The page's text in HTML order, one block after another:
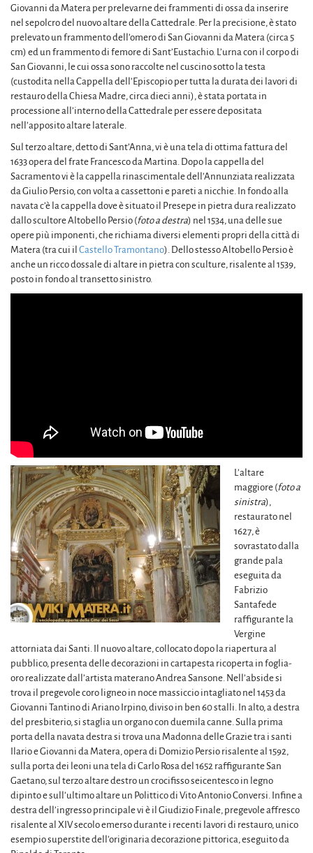
Giovanni da Matera per prelevarne dei frammenti di ossa da inserire
nel sepolcro del nuovo altare della Cattedrale. Per la precisione, è stato
prelevato un frammento dell’omero di San Giovanni da Matera (circa 5
cm) ed un frammento di femore di Sant’Eustachio. L’urna con il corpo di
San Giovanni, le cui ossa sono raccolte nel cuscino sotto la testa
(custodita nella Cappella dell’Episcopio per tutta la durata dei lavori di
restauro della Chiesa Madre, circa dieci anni), è stata portata in
processione all’interno della Cattedrale per essere depositata
nell’apposito altare laterale.
Sul terzo altare, detto di Sant’Anna, vi è una tela di ottima fattura del
1633 opera del frate Francesco da Martina. Dopo la cappella del
Sacramento vi è la cappella rinascimentale dell’Annunziata realizzata
da Giulio Persio, con volta a cassettoni e pareti a nicchie. In fondo alla
navata c’è la cappella dove è situato il Presepe in pietra dura realizzato
dallo scultore Altobello Persio (foto a destra) nel 1534, una delle sue
opere più imponenti, che richiama diversi elementi propri della città di
Matera (tra cui il Castello Tramontano). Dello stesso Altobello Persio è
anche un ricco dossale di altare in pietra con sculture, risalente al 1539,
posto in fondo al transetto sinistro.
L’altare
maggiore (foto a
sinistra),
restaurato nel
1627, è
sovrastato dalla
grande pala
eseguita da
Fabrizio
Santafede
raffigurante la
Vergine
attorniata dai Santi. Il nuovo altare, collocato dopo la riapertura al
pubblico, presenta delle decorazioni in cartapesta ricoperta in foglia-
oro realizzate dall’artista materano Andrea Sansone. Nell’abside si
trova il pregevole coro ligneo in noce massiccio intagliato nel 1453 da
Giovanni Tantino di Ariano Irpino, diviso in ben 60 stalli. In alto, a destra
del presbiterio, si staglia un organo con duemila canne. Sulla prima
porta della navata destra si trova una Madonna delle Grazie tra i santi
Ilario e Giovanni da Matera, opera di Domizio Persio risalente al 1592,
sulla porta dei leoni una tela di Carlo Rosa del 1652 raffigurante San
Gaetano, sul terzo altare destro un crocifisso seicentesco in legno
dipinto e sull’ultimo altare un Polittico di Vito Antonio Conversi. Infine a
destra dell’ingresso principale vi è il Giudizio Finale, pregevole affresco
risalente al XIV secolo emerso durante i recenti lavori di restauro, unico
esempio superstite dell’originaria decorazione pittorica, eseguito da